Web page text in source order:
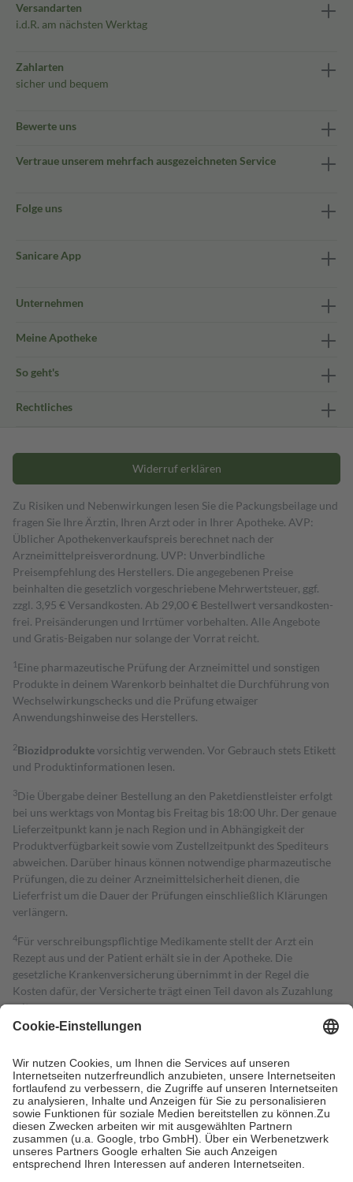
Versandarten
i.d.R. am nächsten Werktag
Zahlarten
sicher und bequem
Bewerte uns
Vertraue unserem mehrfach ausgezeichneten Service
Folge uns
Sanicare App
Unternehmen
Meine Apotheke
So geht's
Rechtliches
Widerruf erklären
Zu Risiken und Nebenwirkungen lesen Sie die Packungsbeilage und
fragen Sie Ihre Ärztin, Ihren Arzt oder in Ihrer Apotheke. AVP:
Üblicher Apothekenverkaufspreis berechnet nach der
Arzneimittelpreisverordnung. UVP: Unverbindliche
Preisempfehlung des Herstellers. Die angegebenen Preise
beinhalten die gesetzlich vorgeschriebene Mehrwertsteuer, ggf.
zzgl. 3,95 € Versandkosten. Ab 29,00 € Bestell­wert versand­kosten­
frei. Preisänderungen und Irrtümer vorbehalten. Alle Angebote
und Gratis-Beigaben nur solange der Vorrat reicht.
1 Eine pharmazeutische Prüfung der Arzneimittel und sonstigen
Produkte in deinem Warenkorb beinhaltet die Durchführung von
Wechselwirkungschecks und die Prüfung etwaiger
Anwendungshinweise des Herstellers.
2Biozidproduktevorsichtig verwenden. Vor Gebrauch stets Etikett
und Produktinformationen lesen.
3Die Übergabe deiner Bestellung an den Paketdienstleister erfolgt
bei uns werktags von Montag bis Freitag bis 18:00 Uhr. Der genaue
Lieferzeitpunkt kann je nach Region und in Abhängigkeit der
Produktverfügbarkeit sowie vom Zustellzeitpunkt des Spediteurs
abweichen. Darüber hinaus können notwendige pharmazeutische
Prüfungen, die zu deiner Arzneimittelsicherheit dienen, die
Lieferfrist um die Dauer der Prüfungen einschließlich Klärungen
verlängern.
4Für verschreibungspflichtige Medikamente stellt der Arzt ein
Rezept aus und der Patient erhält sie in der Apotheke. Die
gesetzliche Krankenversicherung übernimmt in der Regel die
Kosten dafür, der Versicherte trägt einen Teil davon als Zuzahlung
mit.
Grundsätzlich leisten Mitglieder Zuzahlungen in Höhe von zehn
höchstens zehn Euro.
Es sind jedoch nie mehr als die tatsächlichen
Kosten der Leistung zu entrichten.
Diese Regeln gelten grundsätzlich auch für Online-Apotheken.
Bei Heilmitteln und häuslicher Krankenpflege beträgt die
Zuzahlung zehn Prozent der Kosten sowie zehn Euro je
Verordnung.
Um das Engagement der Versicherten für ihre eigene Gesundheit zu
stärken und die besondere Stellung der Familie zu unterstützen,